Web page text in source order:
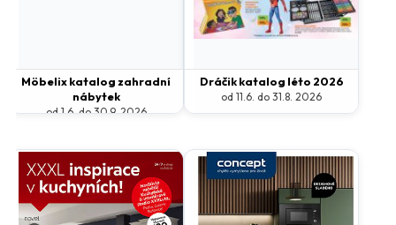
Möbelix katalog zahradní
nábytek
od 1.6. do 30.9. 2026
Dráčik katalog léto 2026
od 11.6. do 31.8. 2026